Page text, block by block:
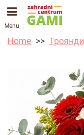
Menu
Home Троянди